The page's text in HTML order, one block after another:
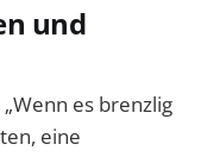
und
es brenzlig
eine